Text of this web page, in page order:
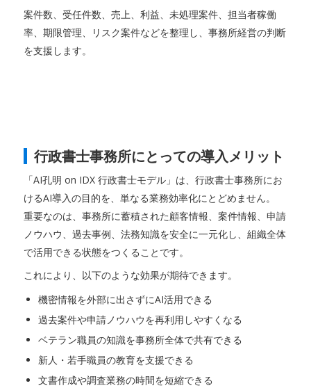
案件数、受任件数、売上、利益、未処理案件、担当者稼働
率、期限管理、リスク案件などを整理し、事務所経営の判断
を支援します。
行政書士事務所にとっての導入メリット
「AI孔明 on IDX 行政書士モデル」は、行政書士事務所にお
けるAI導入の目的を、単なる業務効率化にとどめません。
重要なのは、事務所に蓄積された顧客情報、案件情報、申請
ノウハウ、過去事例、法務知識を安全に一元化し、組織全体
で活用できる状態をつくることです。
これにより、以下のような効果が期待できます。
機密情報を外部に出さずにAI活用できる
過去案件や申請ノウハウを再利用しやすくなる
ベテラン職員の知識を事務所全体で共有できる
新人・若手職員の教育を支援できる
文書作成や調査業務の時間を短縮できる